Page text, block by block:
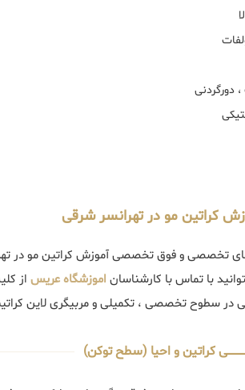
دورگردنی
کراتین مو در تهرانسر شرقی
تخصصی و فوق تخصصی آموزش کراتین مو در
با تماس با کارشناسان اموزشگاه عریس از
در سطوح تخصصی ، تکمیلی و مربیگری لاین
کراتین و احیا (سطح توکن)